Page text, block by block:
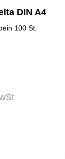
DIN A4
100 St.